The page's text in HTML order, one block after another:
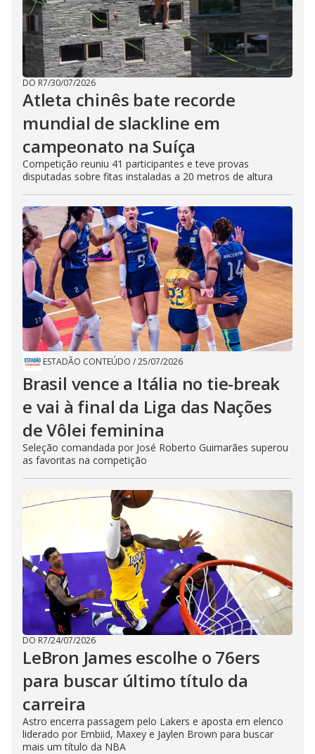
DO R7/30/07/2026
Atleta chinês bate recorde
mundial de slackline em
campeonato na Suíça
Competição reuniu 41 participantes e teve provas
disputadas sobre fitas instaladas a 20 metros de altura
ESTADÃO CONTEÚDO /25/07/2026
Brasil vence a Itália no tie-break
e vai à final da Liga das Nações
de Vôlei feminina
Seleção comandada por José Roberto Guimarães superou
as favoritas na competição
DO R7/24/07/2026
LeBron James escolhe o 76ers
para buscar último título da
carreira
Astro encerra passagem pelo Lakers e aposta em elenco
liderado por Embiid, Maxey e Jaylen Brown para buscar
mais um título da NBA